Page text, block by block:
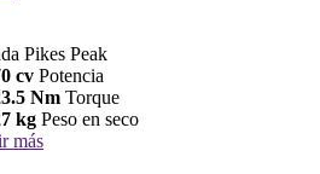
Pikes Peak
cv Potencia
Nm Torque
kg Peso en seco
más